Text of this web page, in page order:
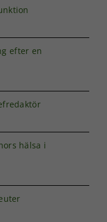
efter en
hälsa i